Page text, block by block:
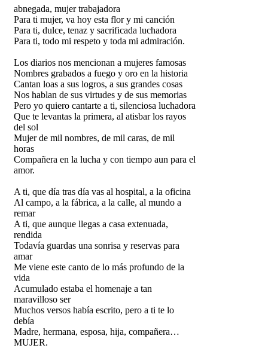
abnegada, mujer trabajadora
Para ti mujer, va hoy esta flor y mi canción
Para ti, dulce, tenaz y sacrificada luchadora
Para ti, todo mi respeto y toda mi admiración.
Los diarios nos mencionan a mujeres famosas
Nombres grabados a fuego y oro en la historia
Cantan loas a sus logros, a sus grandes cosas
Nos hablan de sus virtudes y de sus memorias
Pero yo quiero cantarte a ti, silenciosa luchadora
Que te levantas la primera, al atisbar los rayos
del sol
Mujer de mil nombres, de mil caras, de mil
horas
Compañera en la lucha y con tiempo aun para el
amor.
A ti, que día tras día vas al hospital, a la oficina
Al campo, a la fábrica, a la calle, al mundo a
remar
A ti, que aunque llegas a casa extenuada,
rendida
Todavía guardas una sonrisa y reservas para
amar
Me viene este canto de lo más profundo de la
vida
Acumulado estaba el homenaje a tan
maravilloso ser
Muchos versos había escrito, pero a ti te lo
debía
Madre, hermana, esposa, hija, compañera…
MUJER.